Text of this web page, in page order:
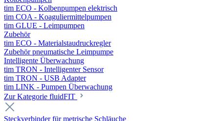
tim ECO - Kolbenpumpen elektrisch
tim COA - Koaguliermittelpumpen
tim GLUE - Leimpumpen
Zubehör
tim ECO - Materialstaudruckregler
Zubehör pneumatische Leimpumpe
Intelligente Überwachung
tim TRON - Intelligenter Sensor
tim TRON - USB Adapter
tim LINK - Pumpen Überwachung
Zur Kategorie fluidFIT
Steckverbinder für metrische Schläuche